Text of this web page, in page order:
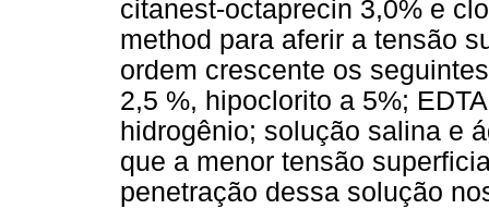
citanest-octaprecin 3,0% e
method para aferir a tensão
ordem crescente os
2,5 %, hipoclorito a 5%;
hidrogênio; solução salina e
que a menor tensão
penetração dessa solução